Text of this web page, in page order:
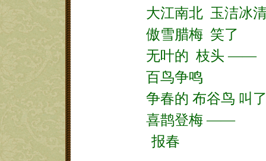
大江南北 玉洁冰
傲雪腊梅 笑了
无叶的 枝头 ——
百鸟争鸣
争春的 布谷鸟 叫
喜鹊登梅 ——
报春